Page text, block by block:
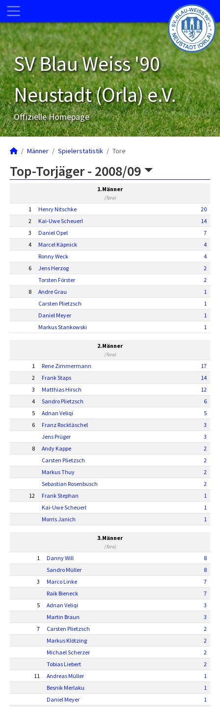
SV Blau Weiss '90
Neustadt (Orla) e.V.
Offizielle Homepage
Männer Spielerstatistik Tore
Top-Torjäger - 2008/09
1.Männer
(Tore)
1 Henry Nitschke
20
2
Kai-Uwe Scheuerl
14
3
Daniel Opel
7
4
Marcel Käpnick
4
Ronny Weck
4
6
Jens Herzog
2
Torsten Förster
2
8
Andre Grau
1
Carsten Plietzsch
1
Daniel Meyer
1
Markus Stankowski
1
2.Männer
(Tore)
1 Rene Zimmermann
17
2
Frank Staps
14
3
Matthias Hirsch
12
4
Sandro Plietzsch
6
5
Adnan Veliqi
5
6
Franz Rocktäschel
3
Jens Prüger
3
8
Andy Kappe
2
Carsten Plietzsch
2
Markus Thuy
2
Sebastian Rosenbusch
2
12
Frank Stephan
1
Kai-Uwe Scheuerl
1
Morris Janich
1
3.Männer
(Tore)
1 Danny Will
8
Sandro Müller
8
3
Marco Linke
7
Raik Bieneck
7
5
Adnan Veliqi
3
Martin Braun
3
7
Carsten Plietzsch
2
Markus Klötzing
2
Michael Scherzer
2
Tobias Liebert
2
11
Andreas Müller
1
Besnik Merlaku
1
Daniel Meyer
1